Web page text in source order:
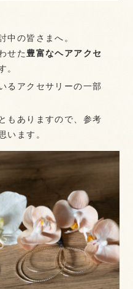
中の皆さまへ。
せた豊富なヘアアクセ
。
るアクセサリーの一部
もありますので、参考
います。